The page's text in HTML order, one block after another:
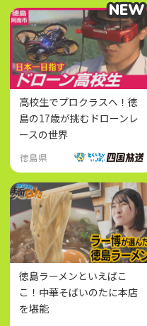
高校生でプロクラスへ！徳
島の17歳が挑むドローンレ
ースの世界
徳島県
NEW
NEW
徳島ラーメンといえばこ
こ！中華そばいのたに本店
を堪能